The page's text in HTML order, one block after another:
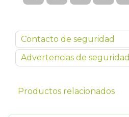
Contacto de seguridad
Advertencias de seguridad
Productos relacionados